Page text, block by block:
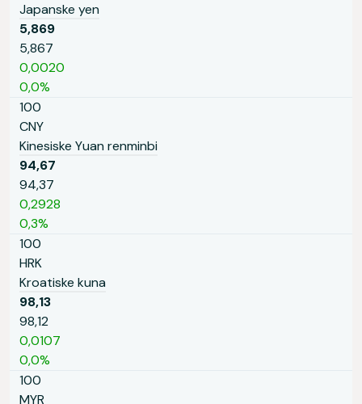
Japanske yen
5,869
5,867
0,0020
0,0%
100
CNY
Kinesiske Yuan renminbi
94,67
94,37
0,2928
0,3%
100
HRK
Kroatiske kuna
98,13
98,12
0,0107
0,0%
100
MYR